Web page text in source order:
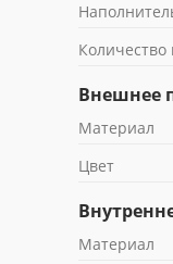
Количество
Внешнее
Материал
Цвет
Материал